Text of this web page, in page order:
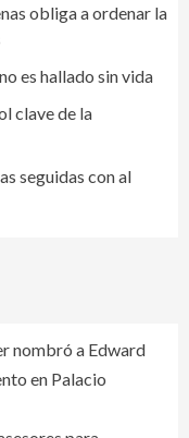
obliga a ordenar la
es hallado sin vida
clave de la
seguidas con al
nombró a Edward
en Palacio